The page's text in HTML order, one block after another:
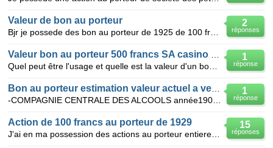
2
réponses
Valeur de bon au porteur
1
réponse
1
réponse
15
réponses
Action de 100 francs au porteur de 1929